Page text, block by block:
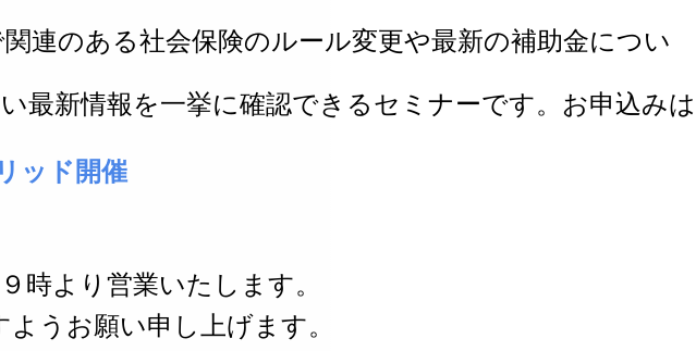
連のある社会保険のルール変更や最新の補助金につい
最新情報を一挙に確認できるセミナーです。お申込みは
ッド開催
時より営業いたします。
うお願い申し上げます。